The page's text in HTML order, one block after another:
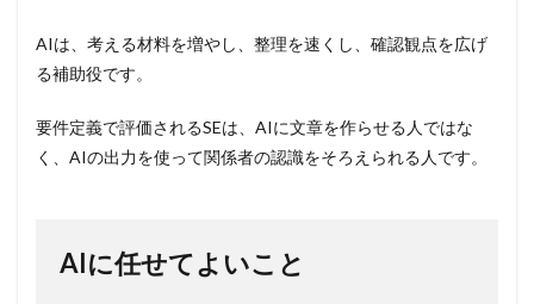
AIは、考える材料を増やし、整理を速くし、確認観点を広げ
る補助役です。
要件定義で評価されるSEは、AIに文章を作らせる人ではな
く、AIの出力を使って関係者の認識をそろえられる人です。
AIに任せてよいこと